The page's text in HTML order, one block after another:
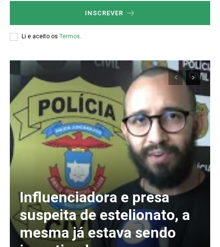
Assine nosso site e tenha acessos
exclusivo
Grátis
INSCREVER
Li e aceito os Termos.
Influenciadora e presa
suspeita de estelionato, a
mesma já estava sendo